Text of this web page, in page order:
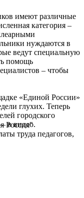
имеют различные
категория –
нуждаются в
ведут специальную
помощь
– чтобы
«Единой России»
глухих. Теперь
городского
в видео.
Россия"
труда педагогов,